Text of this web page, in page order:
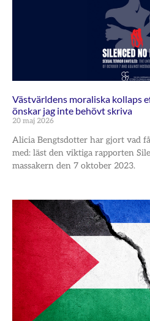
Västvärldens moraliska kollaps
önskar jag inte behövt skriva
20 maj 2026
Alicia Bengtsdotter har gjort vad
med: läst den viktiga rapporten
massakern den 7 oktober 2023.